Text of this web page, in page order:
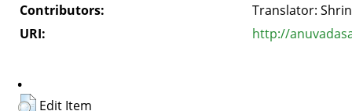
Contributors:
Translator:
URI:
http://
.
Edit Item